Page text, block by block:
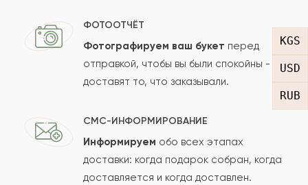
KGS
USD
RUB
Отзыв
Сколько будет
ФОТООТЧЁТ
Фотографируем ваш букет перед
отправкой, чтобы вы были спокойны -
доставят то, что заказывали.
СМС-ИНФОРМИРОВАНИЕ
Информируем обо всех этапах
доставки: когда подарок собран, когда
доставляется и когда доставлен.